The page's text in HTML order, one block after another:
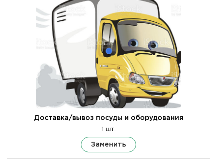
Доставка/вывоз посуды и оборудования
1 шт.
Заменить